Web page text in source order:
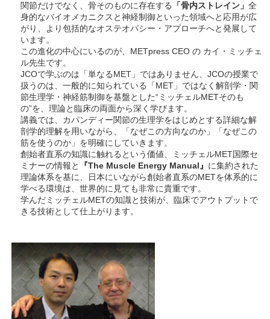
関節だけでなく、骨そのものに存在する
「骨内ストレイン」 全
身的なバイオメカニクスと神経制御といった領域へと応用が広
がり、より包括的なオステオパシー・アプローチへと発展して
います。
この進化の中心にいるのが、METpress CEO の カイ・ミッチェ
ル先生です。
JCOで学ぶのは「単なるMET」ではありません、JCOの授業で
扱うのは、一般的に知られている「MET」ではなく解剖学・関
節生理学・神経筋制御を基盤とした“ミッチェルMETそのも
の”を、理論と臨床の両面から深く学びます。
講義では、カパンディー関節の生理学をはじめとする詳細な解
剖学的理解を用いながら、「なぜこの方向なのか」「なぜこの
筋を使うのか」を明確にしていきます。
創始者直系の知識に触れるという価値、ミッチェルMET国際セ
ミナーの情報と
『The Muscle Energy Manual』 に集約された
理論体系を基に、日本にいながら創始者直系のMETを体系的に
学べる環境は、世界的に見ても非常に貴重です。
学んだミッチェルMETの知識と技術が、臨床でアウトプットで
きる技術として仕上がります。